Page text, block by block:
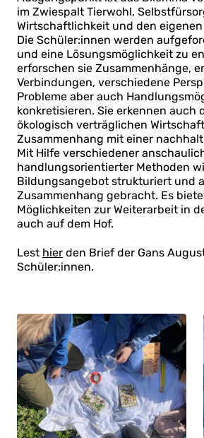
im Zwiespalt Tierwohl,
Wirtschaftlichkeit und den
Die Schüler:innen werden
und eine Lösungsmöglichkeit zu
erforschen sie Zusammenhänge,
Verbindungen, verschiedene
Probleme aber auch
konkretisieren. Sie erkennen auch
ökologisch verträglichen
Zusammenhang mit einer
Mit Hilfe verschiedener
handlungsorientierter Methoden
Bildungsangebot strukturiert und
Zusammenhang gebracht. Es
Möglichkeiten zur Weiterarbeit in
auch auf dem Hof.
Lest hier den Brief der Gans
Schüler:innen.